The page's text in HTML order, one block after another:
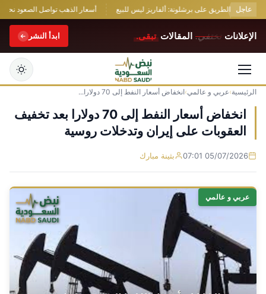
عاجل
يقطع الطريق على برشلونة: ألفاريز ليس للبيع أسعار الذهب تواصل الصعود نحو
الإعلانات تختفي. المقالات تبقى. ابدأ النشر
التجاوز
إلى
المحتوى
الرئيسية›عربي و عالمي›انخفاض أسعار النفط إلى 70 دولارا...
انخفاض أسعار النفط إلى 70 دولارا بعد تخفيف
العقوبات على إيران وتدخلات روسية
05/07/2026 07:01 بثينة مبارك
عربي و عالمي